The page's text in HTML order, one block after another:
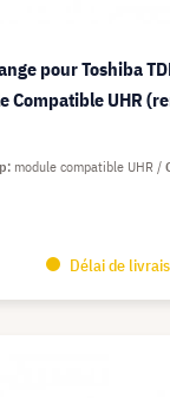
pour Toshiba
Compatible UHR
Délai de
module compatible UHR